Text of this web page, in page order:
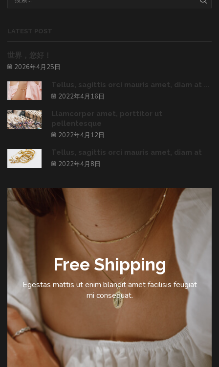
LATEST POST
世界，您好！
2026年4月25日
Tellus, sagittis orci mauris amet, diam at ...
2022年4月16日
Llamcorper amet, porttitor ut
pellentesque
2022年4月12日
Tellus, sagittis orci mauris amet, diam at
2022年4月8日
Free Shipping
Egestas mattis ut enim blandit amet facilisis feugiat
mi consequat.